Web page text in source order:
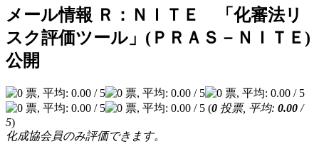
メール情報 Ｒ：ＮＩＴＥ 「化審法リ
スク評価ツール」(ＰＲＡＳ－ＮＩＴＥ)
公開
(0 投票, 平均: 0.00 /
5)
化成協会員のみ評価できます。